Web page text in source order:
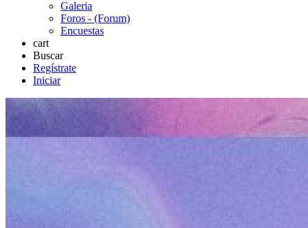
Galeria
Foros - (Forum)
Encuestas
cart
Buscar
Regístrate
Iniciar